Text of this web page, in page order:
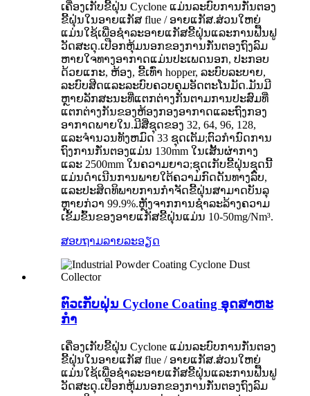
ເຄື່ອງເກັບຂີ້ຝຸ່ນ Cyclone ແມ່ນລະບົບການກັ່ນຕອງ
ຂີ້ຝຸ່ນໃນອາຍແກັສ flue / ອາຍແກັສ.ສ່ວນໃຫຍ່
ແມ່ນໃຊ້ເພື່ອຊໍາລະອາຍແກັສຂີ້ຝຸ່ນແລະການຟື້ນຟູ
ວັດສະດຸ.ເປືອກຫຸ້ມນອກຂອງການກັ່ນຕອງຖົງລົມ
ຫາຍໃຈທາງອາກາດແມ່ນປະເພດນອກ, ປະກອບ
ດ້ວຍແກະ, ຫ້ອງ, ຂີ້ເທົ່າ hopper, ລະບົບລະບາຍ,
ລະບົບສີດແລະລະບົບຄວບຄຸມອັດຕະໂນມັດ.ມັນມີ
ຫຼາຍລັກສະນະທີ່ແຕກຕ່າງກັນຕາມການປະສົມທີ່
ແຕກຕ່າງກັນຂອງຫ້ອງກອງອາກາດແລະຖົງກອງ
ອາກາດພາຍໃນ.ມີສີ່ຊຸດຂອງ 32, 64, 96, 128,
ແລະຈໍານວນທັງຫມົດ 33 ຊຸດເຕັມ;ຕົວກໍານົດການ
ຖົງການກັ່ນຕອງແມ່ນ 130mm ໃນເສັ້ນຜ່າກາງ
ແລະ 2500mm ໃນຄວາມຍາວ;ຊຸດເກັບຂີ້ຝຸ່ນຊຸດນີ້
ແມ່ນດໍາເນີນການພາຍໃຕ້ຄວາມກົດດັນທາງລົບ,
ແລະປະສິດທິພາບການກໍາຈັດຂີ້ຝຸ່ນສາມາດບັນລຸ
ຫຼາຍກ່ວາ 99.9%.ຫຼັງຈາກການຊໍາລະລ້າງຄວາມ
ເຂັ້ມຂົ້ນຂອງອາຍແກັສຂີ້ຝຸ່ນແມ່ນ 10-50mg/Nm³.
ສອບຖາມລາຍລະອຽດ
ຕົວເກັບຝຸ່ນ Cyclone Coating ອຸດສາຫະ
ກໍາ
ເຄື່ອງເກັບຂີ້ຝຸ່ນ Cyclone ແມ່ນລະບົບການກັ່ນຕອງ
ຂີ້ຝຸ່ນໃນອາຍແກັສ flue / ອາຍແກັສ.ສ່ວນໃຫຍ່
ແມ່ນໃຊ້ເພື່ອຊໍາລະອາຍແກັສຂີ້ຝຸ່ນແລະການຟື້ນຟູ
ວັດສະດຸ.ເປືອກຫຸ້ມນອກຂອງການກັ່ນຕອງຖົງລົມ